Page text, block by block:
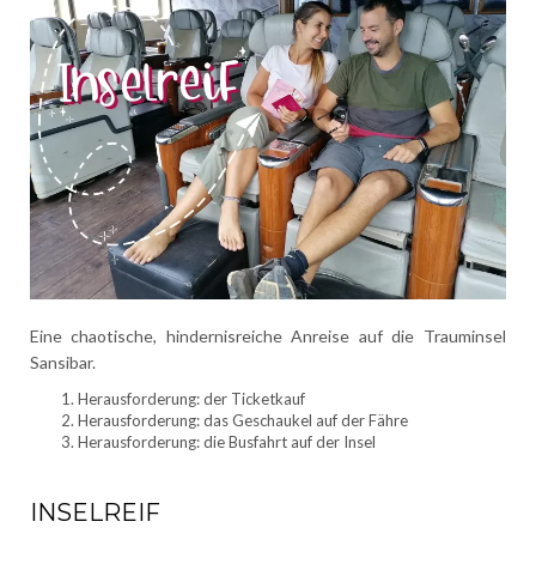
Eine chaotische, hindernisreiche Anreise auf die Trauminsel
Sansibar.
Herausforderung: der Ticketkauf
Herausforderung: das Geschaukel auf der Fähre
Herausforderung: die Busfahrt auf der Insel
INSELREIF